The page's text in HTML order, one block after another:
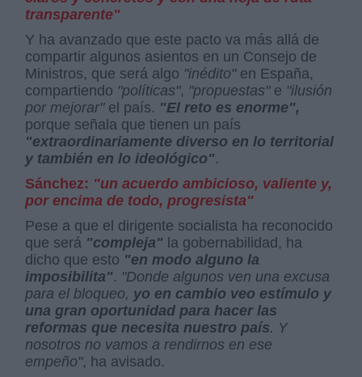
transparente"
Y ha avanzado que este pacto va más allá de
compartir algunos asientos en un Consejo de
Ministros, que será algo "inédito"en España,
compartiendo "políticas", "propuestas"e "ilusión
por mejorar"el país. "El reto es enorme",
porque señala que tienen un país
"extraordinariamente diverso en lo territorial
y también en lo ideológico".
Sánchez: "un acuerdo ambicioso, valiente y,
por encima de todo, progresista"
Pese a que el dirigente socialista ha reconocido
que será "compleja" la gobernabilidad, ha
dicho que esto "en modo alguno la
imposibilita". "Donde algunos ven una excusa
para el bloqueo, yo en cambio veo estímulo y
una gran oportunidad para hacer las
reformas que necesita nuestro país. Y
nosotros no vamos a rendirnos en ese
empeño", ha avisado.